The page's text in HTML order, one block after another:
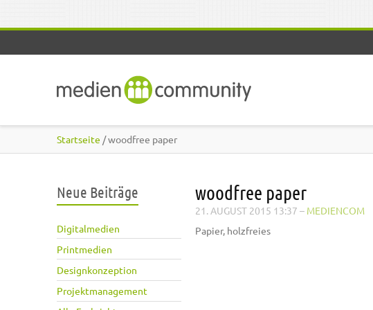
Startseite / woodfree paper
Neue Beiträge
Digitalmedien
Printmedien
Designkonzeption
Projektmanagement
woodfree paper
21. AUGUST 2015 13:37 – MEDIENCOM
Papier, holzfreies